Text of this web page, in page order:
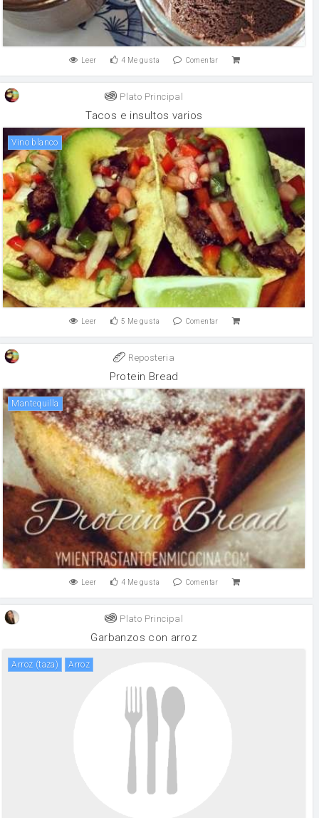
Leer 4 Me gusta Comentar
Plato Principal
Tacos e insultos varios
vino blanco
Leer 5 Me gusta Comentar
Reposteria
Protein Bread
mantequilla
Leer 4 Me gusta Comentar
Plato Principal
Garbanzos con arroz
arroz (taza) arroz